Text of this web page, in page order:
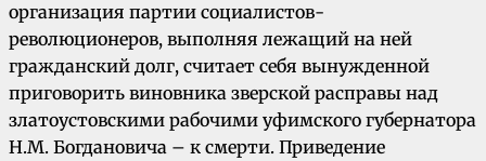
организация партии социалистов-
революционеров, выполняя лежащий на ней
гражданский долг, считает себя вынужденной
приговорить виновника зверской расправы над
златоустовскими рабочими уфимского губернатора
Н.М. Богдановича – к смерти. Приведение